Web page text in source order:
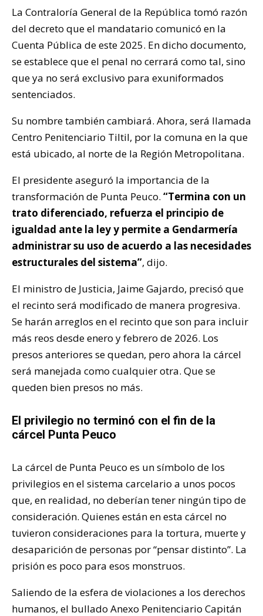
La Contraloría General de la República tomó razón
del decreto que el mandatario comunicó en la
Cuenta Pública de este 2025. En dicho documento,
se establece que el penal no cerrará como tal, sino
que ya no será exclusivo para exuniformados
sentenciados.
Su nombre también cambiará. Ahora, será llamada
Centro Penitenciario Tiltil, por la comuna en la que
está ubicado, al norte de la Región Metropolitana.
El presidente aseguró la importancia de la
transformación de Punta Peuco. “Termina con un
trato diferenciado, refuerza el principio de
igualdad ante la ley y permite a Gendarmería
administrar su uso de acuerdo a las necesidades
estructurales del sistema”, dijo.
El ministro de Justicia, Jaime Gajardo, precisó que
el recinto será modificado de manera progresiva.
Se harán arreglos en el recinto que son para incluir
más reos desde enero y febrero de 2026. Los
presos anteriores se quedan, pero ahora la cárcel
será manejada como cualquier otra. Que se
queden bien presos no más.
El privilegio no terminó con el fin de la
cárcel Punta Peuco
La cárcel de Punta Peuco es un símbolo de los
privilegios en el sistema carcelario a unos pocos
que, en realidad, no deberían tener ningún tipo de
consideración. Quienes están en esta cárcel no
tuvieron consideraciones para la tortura, muerte y
desaparición de personas por “pensar distinto”. La
prisión es poco para esos monstruos.
Saliendo de la esfera de violaciones a los derechos
humanos, el bullado Anexo Penitenciario Capitán